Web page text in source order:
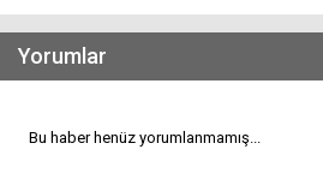
Yorumlar
Bu haber henüz yorumlanmamış...